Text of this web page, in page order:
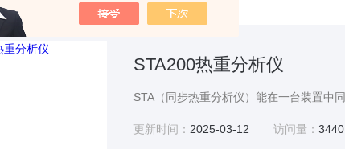
STA200热重分析仪
更新时间： 2025-03-12 访问量： 3440